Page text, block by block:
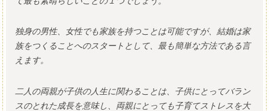
独身の男性、女性でも家族を持つことは可能ですが、結婚は家
族をつくることへのスタートとして、最も簡単な方法である言
えます。
二人の両親が子供の人生に関わることは、子供にとってバラン
スのとれた成長を意味し、両親にとっても子育てストレスを大